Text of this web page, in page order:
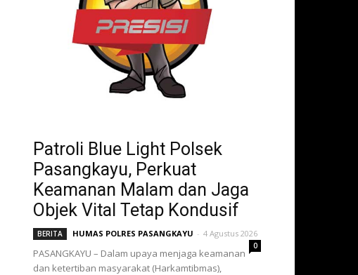
Patroli Blue Light Polsek
Pasangkayu, Perkuat
Keamanan Malam dan Jaga
Objek Vital Tetap Kondusif
BERITA HUMAS POLRES PASANGKAYU - 4 Agustus 2026
0
PASANGKAYU – Dalam upaya menjaga keamanan
dan ketertiban masyarakat (Harkamtibmas),